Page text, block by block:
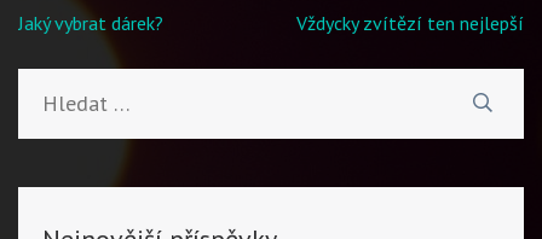
Navigace
příspěvek
Jaký vybrat dárek? Vždycky zvítězí ten nejlepší